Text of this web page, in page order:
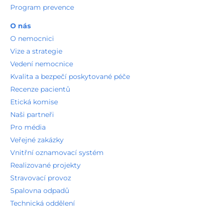
Program prevence
O nás
O nemocnici
Vize a strategie
Vedení nemocnice
Kvalita a bezpečí poskytované péče
Recenze pacientů
Etická komise
Naši partneři
Pro média
Veřejné zakázky
Vnitřní oznamovací systém
Realizované projekty
Stravovací provoz
Spalovna odpadů
Technická oddělení